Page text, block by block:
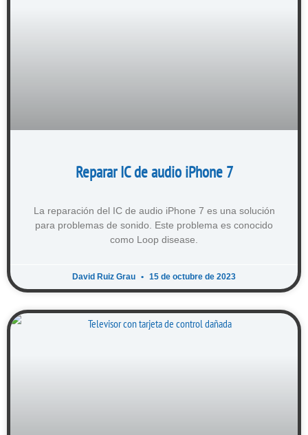
Reparar IC de audio iPhone 7
La reparación del IC de audio iPhone 7 es una solución
para problemas de sonido. Este problema es conocido
como Loop disease.
David Ruiz Grau 15 de octubre de 2023